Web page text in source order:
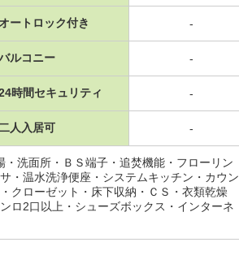
ートロック付き -
ルコニー -
時間セキュリティ -
人入居可 -
洗面所・ＢＳ端子・追焚機能・フローリン
・温水洗浄便座・システムキッチン・カウン
クローゼット・床下収納・ＣＳ・衣類乾燥
ロ2口以上・シューズボックス・インターネ